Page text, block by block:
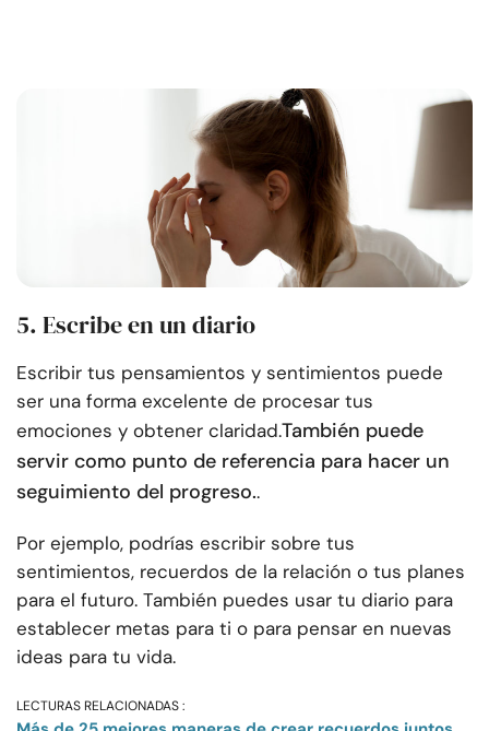
5. Escribe en un diario
Escribir tus pensamientos y sentimientos puede
ser una forma excelente de procesar tus
emociones y obtener claridad.También puede
servir como punto de referencia para hacer un
seguimiento del progreso..
Por ejemplo, podrías escribir sobre tus
sentimientos, recuerdos de la relación o tus planes
para el futuro. También puedes usar tu diario para
establecer metas para ti o para pensar en nuevas
ideas para tu vida.
LECTURAS RELACIONADAS :